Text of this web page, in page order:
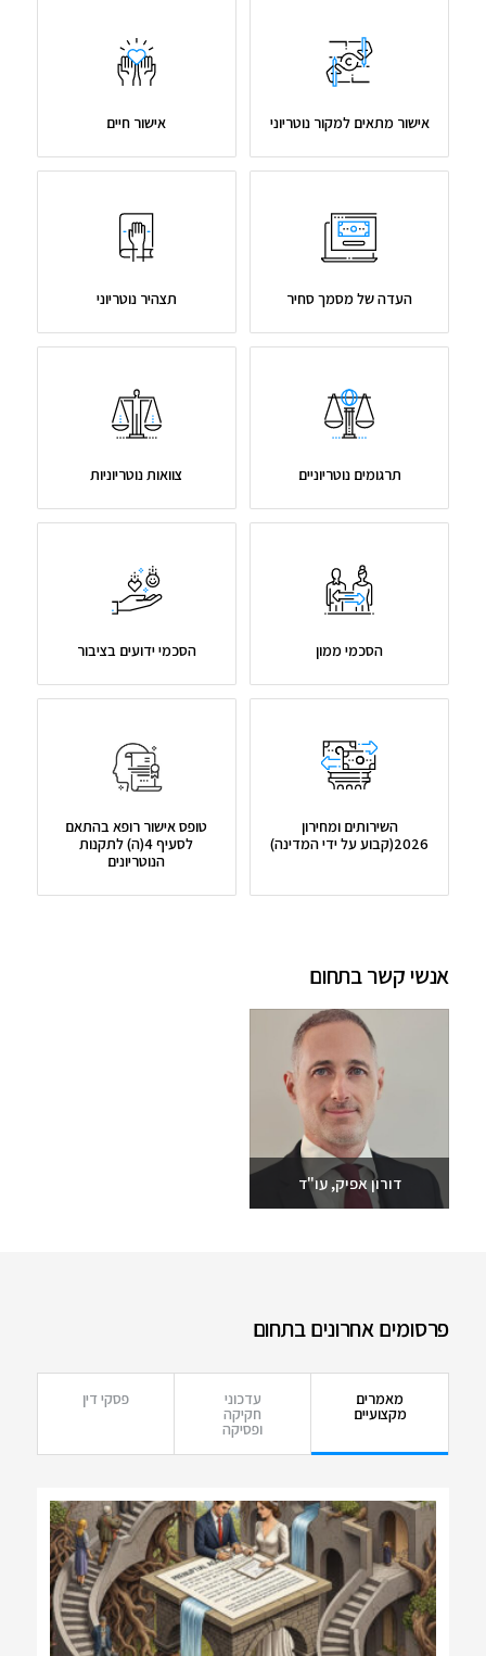
אישור מתאים למקור נוטריוני אישור חיים
העדה של מסמך סחיר תצהיר נוטריוני
תרגומים נוטריוניים צוואות נוטריוניות
הסכמי ממון הסכמי ידועים בציבור
השירותים ומחירון
2026(קבוע על ידי המדינה)
טופס אישור רופא בהתאם
לסעיף 4(ה) לתקנות
הנוטריונים
אנשי קשר בתחום
דורון אפיק, עו"ד
פרסומים אחרונים בתחום
מאמרים
מקצועיים
עדכוני
חקיקה
ופסיקה
פסקי דין